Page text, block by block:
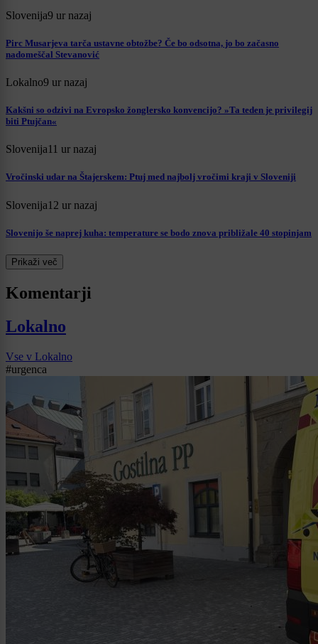
Slovenija9 ur nazaj
Pirc Musarjeva tarča ustavne obtožbe? Če bo odsotna, jo bo začasno
nadomeščal Stevanović
Lokalno9 ur nazaj
Kakšni so odzivi na Evropsko žonglersko konvencijo? »Ta teden je privilegij
biti Ptujčan«
Slovenija11 ur nazaj
Vročinski udar na Štajerskem: Ptuj med najbolj vročimi kraji v Sloveniji
Slovenija12 ur nazaj
Slovenijo še naprej kuha: temperature se bodo znova približale 40 stopinjam
Prikaži več
Komentarji
Lokalno
Vse v Lokalno
#urgenca